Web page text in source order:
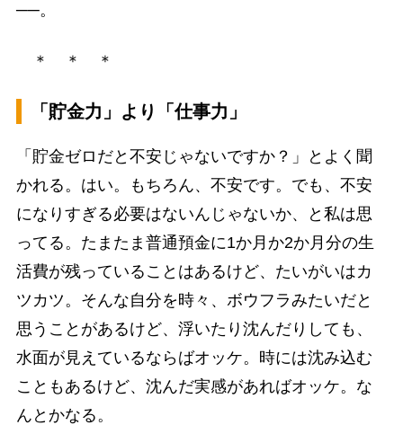
──。
＊ ＊ ＊
「貯金力」より「仕事力」
「貯金ゼロだと不安じゃないですか？」とよく聞
かれる。はい。もちろん、不安です。でも、不安
になりすぎる必要はないんじゃないか、と私は思
ってる。たまたま普通預金に1か月か2か月分の生
活費が残っていることはあるけど、たいがいはカ
ツカツ。そんな自分を時々、ボウフラみたいだと
思うことがあるけど、浮いたり沈んだりしても、
水面が見えているならばオッケ。時には沈み込む
こともあるけど、沈んだ実感があればオッケ。な
んとかなる。